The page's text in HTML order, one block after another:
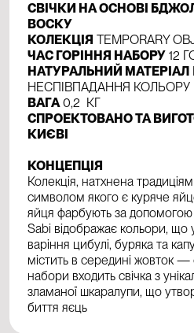
СВІЧКИ НА ОСНОВІ
ВОСКУ
КОЛЕКЦІЯ TEMPORARY
ЧАС ГОРІННЯ НАБОРУ 12
НАТУРАЛЬНИЙ МАТЕРІАЛ
НЕСПІВПАДАННЯ КОЛЬОРУ
ВАГА0,2 КГ
СПРОЕКТОВАНО ТА
КИЄВІ
КОНЦЕПЦІЯ
Колекція, натхнена
символом якого є куряче
яйця фарбують за допомогою
Sabi відображає кольори, що
варіння цибулі, буряка та
містить в середині жовток
набори входить свічка з
зламаної шкаралупи, що
биття яєць